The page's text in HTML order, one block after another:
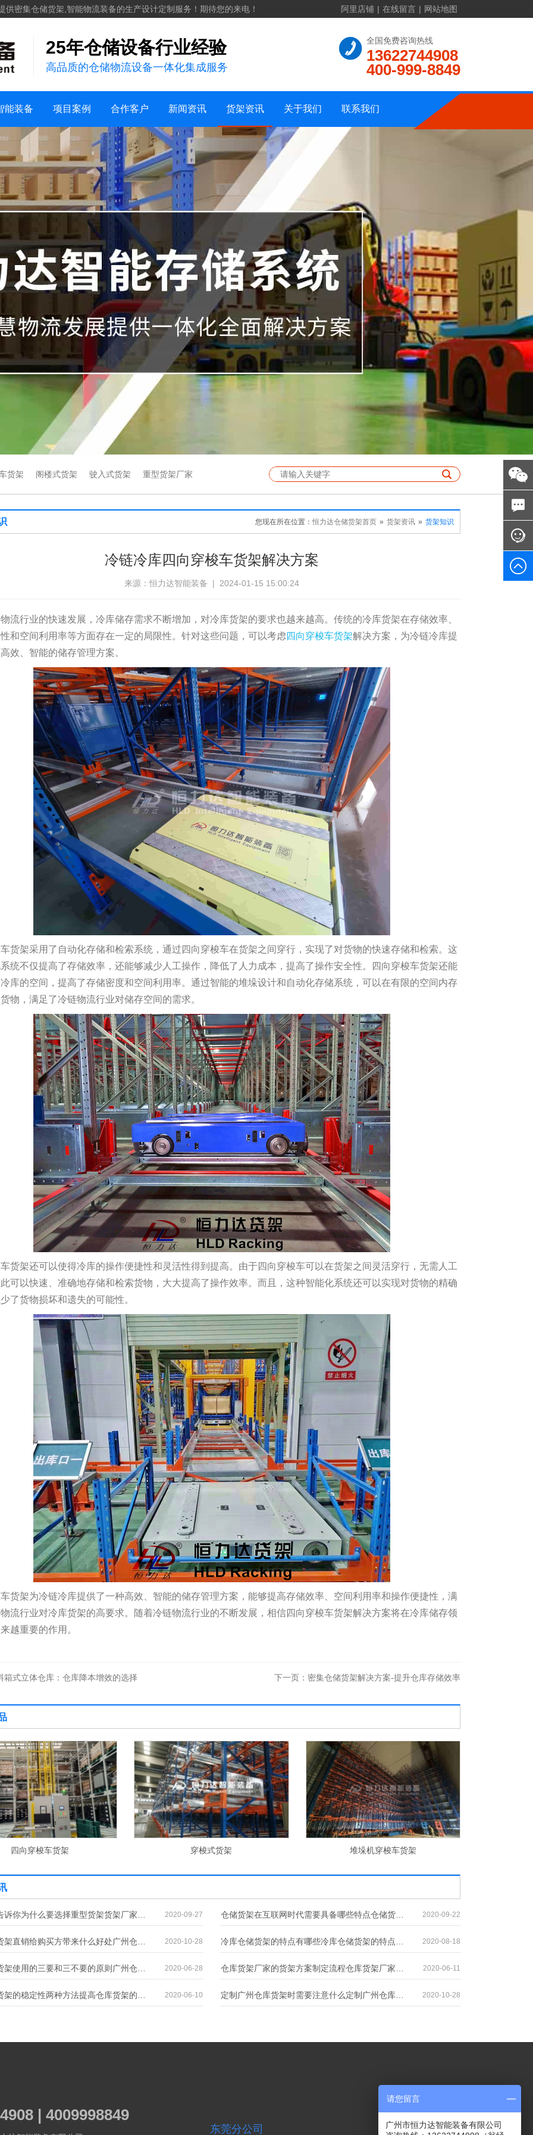
密集仓储货架,智能物流装备的生产设计定制服务！期待您的来电！ 阿里店铺 | 在线留言 | 网站地图
25年仓储设备行业经验
高品质的仓储物流设备一体化集成服务
全国免费咨询热线
13622744908
400-999-8849
能装备 项目案例
案例视频
销售地区 合作客户
化工
机械五金建材
新能源 新闻资讯
行业新闻 货架资讯
货架知识 关于我们
公司相册 联系我们
在线留言
网站地图
货架 阁楼式货架 驶入式货架 重型货架厂家
您现在所在位置： 恒力达仓储货架首页 » 货架资讯 » 货架知识
冷链冷库四向穿梭车货架解决方案
来源：恒力达智能装备 | 2024-01-15 15:00:24
流行业的快速发展，冷库储存需求不断增加，对冷库货架的要求也越来越高。传统的冷库货架在存储效率、
和空间利用率等方面存在一定的局限性。针对这些问题，可以考虑 四向穿梭车货架解决方案，为冷链冷库提
效、智能的储存管理方案。
货架采用了自动化存储和检索系统，通过四向穿梭车在货架之间穿行，实现了对货物的快速存储和检索。这
统不仅提高了存储效率，还能够减少人工操作，降低了人力成本，提高了操作安全性。四向穿梭车货架还能
库的空间，提高了存储密度和空间利用率。通过智能的堆垛设计和自动化存储系统，可以在有限的空间内存
物，满足了冷链物流行业对储存空间的需求。
货架还可以使得冷库的操作便捷性和灵活性得到提高。由于四向穿梭车可以在货架之间灵活穿行，无需人工
可以快速、准确地存储和检索货物，大大提高了操作效率。而且，这种智能化系统还可以实现对货物的精确
了货物损坏和遗失的可能性。
货架为冷链冷库提供了一种高效、智能的储存管理方案，能够提高存储效率、空间利用率和操作便捷性，满
流行业对冷库货架的高要求。随着冷链物流行业的不断发展，相信四向穿梭车货架解决方案将在冷库储存领
越重要的作用。
箱式立体仓库：仓库降本增效的选择 下一页： 密集仓储货架解决方案-提升仓库存储效率
穿梭式货架 堆垛机穿梭车货架 横梁式货架
2020-09-27 仓储货架在互联网时代需要具备哪些特点仓储货架在互联网时代需要具备哪些特点 2020-09-22
2020-10-28 2020-08-18
2020-06-28 2020-06-11
2020-06-10 定制广州仓库货架时需要注意什么定制广州仓库货架时需要注意什么 2020-10-28
| 4009998849
东莞分公司
请您留言
广州市恒力达智能装备有限公司